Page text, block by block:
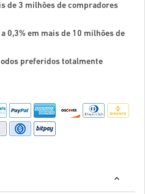
de 3 milhões de compradores
0,3% em mais de 10 milhões de
preferidos totalmente